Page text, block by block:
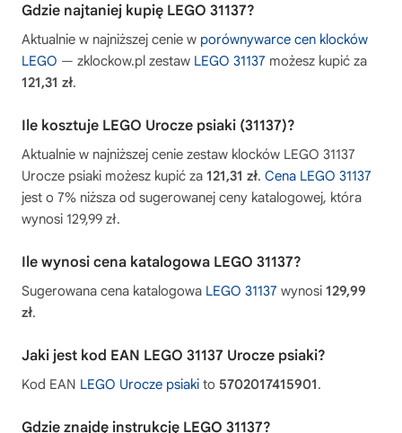
Gdzie najtaniej kupię LEGO 31137?
Aktualnie w najniższej cenie w porównywarce cen klocków
LEGO — zklockow.pl zestaw LEGO 31137 możesz kupić za
121,31 zł.
Ile kosztuje LEGO Urocze psiaki (31137)?
Aktualnie w najniższej cenie zestaw klocków LEGO 31137
Urocze psiaki możesz kupić za 121,31 zł. Cena LEGO 31137
jest o 7% niższa od sugerowanej ceny katalogowej, która
wynosi 129,99 zł.
Ile wynosi cena katalogowa LEGO 31137?
Sugerowana cena katalogowa LEGO 31137 wynosi 129,99
zł.
Jaki jest kod EAN LEGO 31137 Urocze psiaki?
Kod EAN LEGO Urocze psiaki to 5702017415901.
Gdzie znajdę instrukcję LEGO 31137?